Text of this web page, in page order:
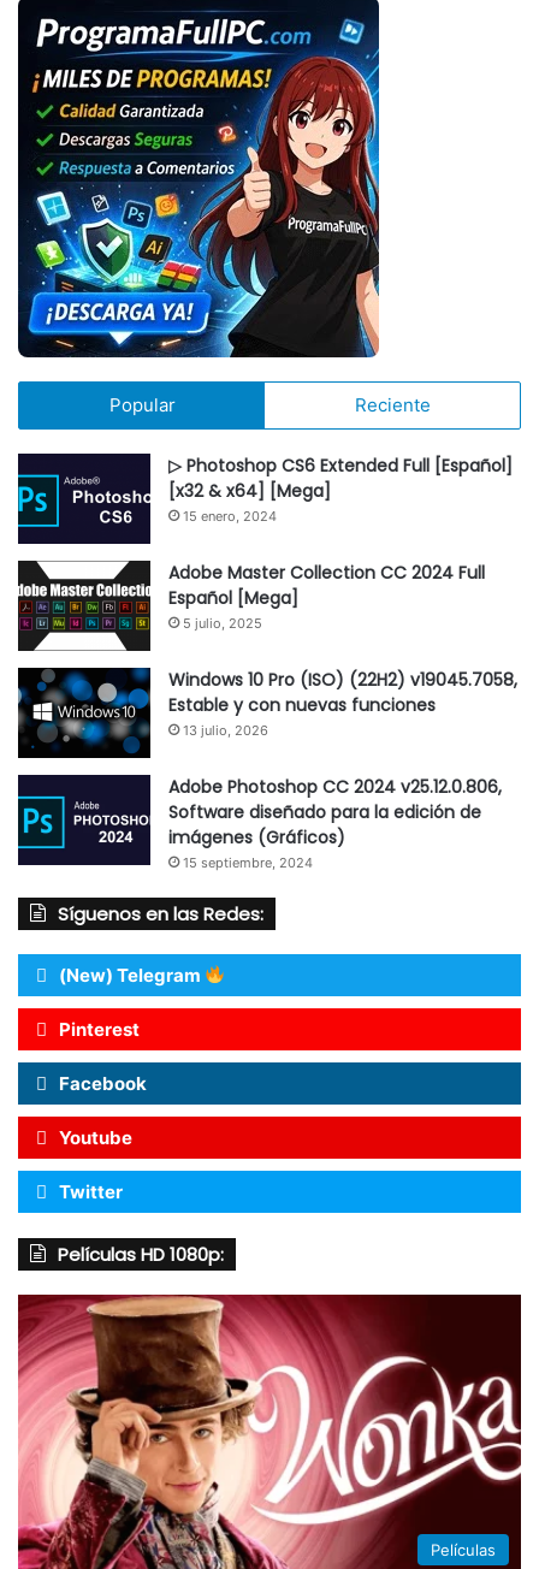
Popular Reciente
▷ Photoshop CS6 Extended Full [Español]
[x32 & x64] [Mega]
15 enero, 2024
Adobe Master Collection CC 2024 Full
Español [Mega]
5 julio, 2025
Windows 10 Pro (ISO) (22H2) v19045.7058,
Estable y con nuevas funciones
13 julio, 2026
Adobe Photoshop CC 2024 v25.12.0.806,
Software diseñado para la edición de
imágenes (Gráficos)
15 septiembre, 2024
Síguenos en las Redes:
(New) Telegram
Pinterest
Facebook
Youtube
Twitter
Películas HD 1080p:
Películas